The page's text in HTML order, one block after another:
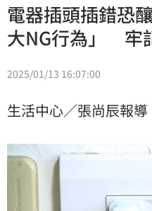
電器插頭插錯恐
大NG行為」 牢
2025/01/13 16:07:00
生活中心／張尚辰報導